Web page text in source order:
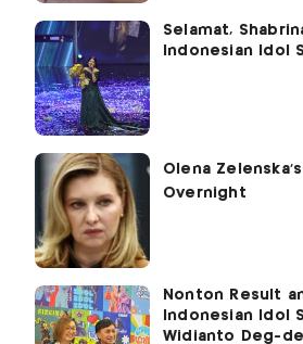
Selamat,
Indonesian Idol
Nonton Result
Indonesian Idol
Widianto Deg-